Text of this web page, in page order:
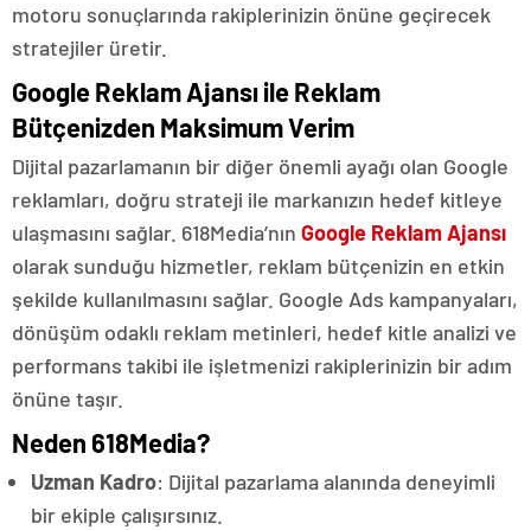
motoru sonuçlarında rakiplerinizin önüne geçirecek
stratejiler üretir.
Google Reklam Ajansı ile Reklam
Bütçenizden Maksimum Verim
Dijital pazarlamanın bir diğer önemli ayağı olan Google
reklamları, doğru strateji ile markanızın hedef kitleye
ulaşmasını sağlar. 618Media’nın Google Reklam Ajansı
olarak sunduğu hizmetler, reklam bütçenizin en etkin
şekilde kullanılmasını sağlar. Google Ads kampanyaları,
dönüşüm odaklı reklam metinleri, hedef kitle analizi ve
performans takibi ile işletmenizi rakiplerinizin bir adım
önüne taşır.
Neden 618Media?
Uzman Kadro: Dijital pazarlama alanında deneyimli
bir ekiple çalışırsınız.